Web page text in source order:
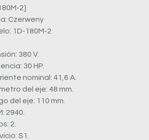
2]
Czerweny
1D-180M-2
380 V.
30 HP.
nominal: 41,6 A.
del eje: 48 mm.
del eje: 110 mm.
2940.
2.
S1.